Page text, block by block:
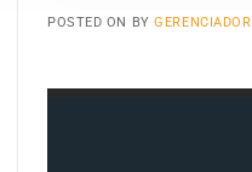
POSTED ON BYGERENCIADOR